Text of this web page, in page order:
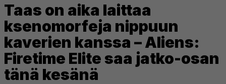
Taas on aika laittaa
ksenomorfeja nippuun
kaverien kanssa – Aliens:
Firetime Elite saa jatko-osan
tänä kesänä